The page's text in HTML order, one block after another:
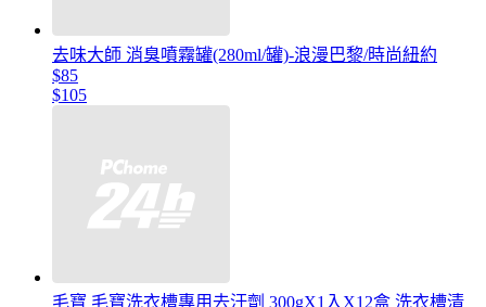
去味大師 消臭噴霧罐(280ml/罐)-浪漫巴黎/時尚紐約
$85
$105
毛寶 毛寶洗衣槽專用去汙劑 300gX1入X12盒 洗衣槽清